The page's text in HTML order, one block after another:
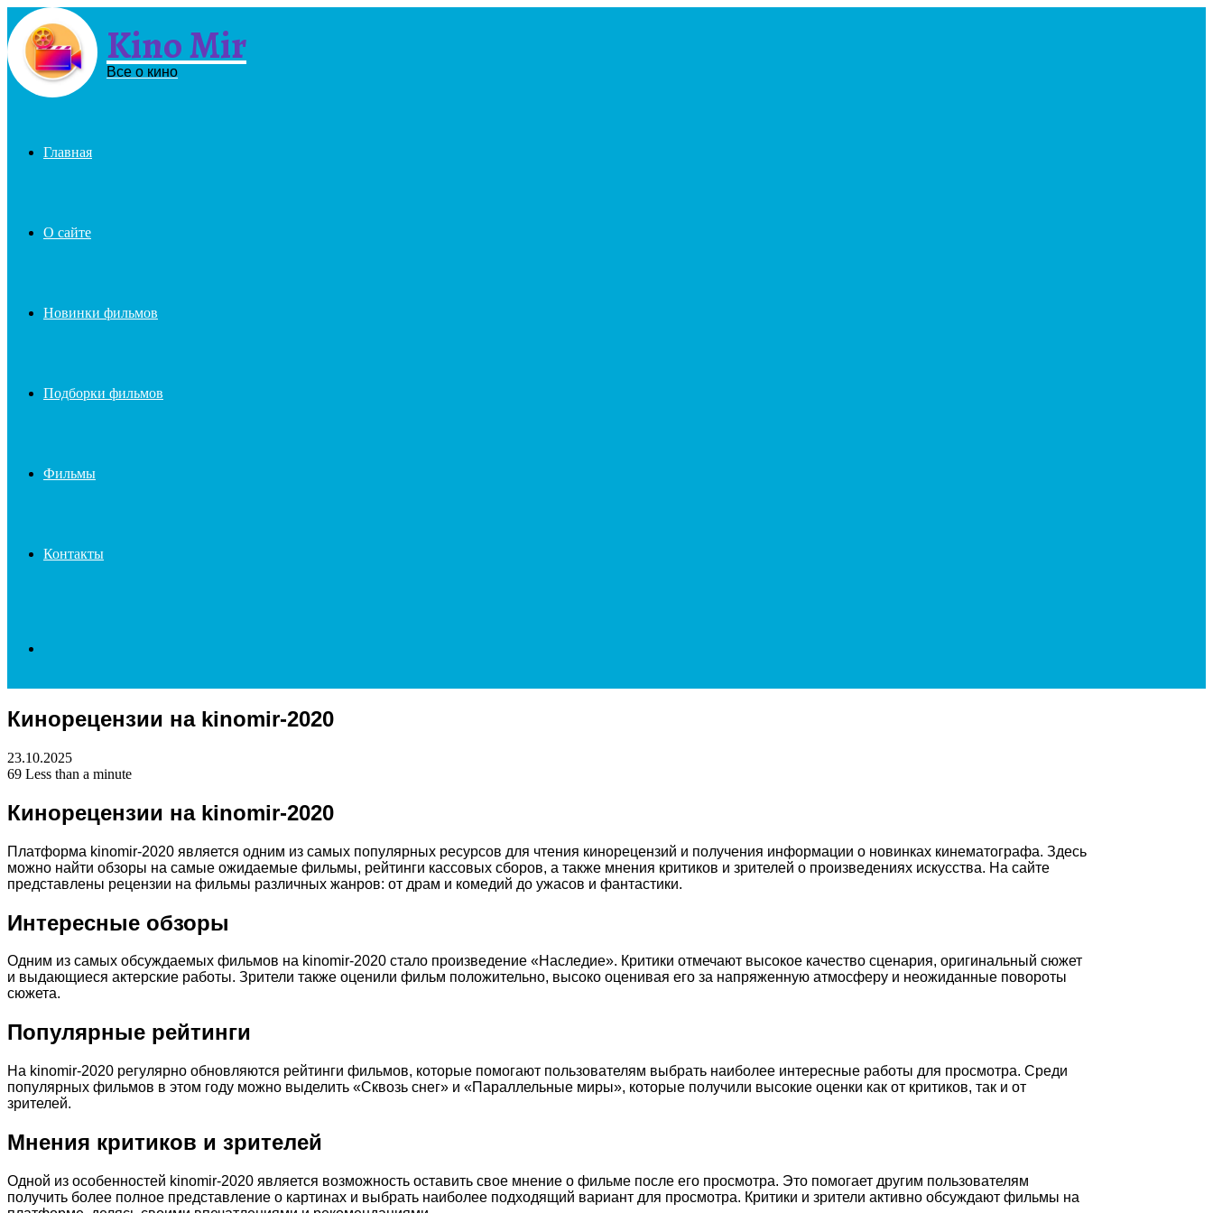
Menu Kino Mir
Все о кино
Главная
О сайте
Новинки фильмов
Подборки фильмов
Фильмы
Контакты
for
Кинорецензии на kinomir-2020
23.10.2025
69 Less than a minute
Кинорецензии на kinomir-2020
Платформа kinomir-2020 является одним из самых популярных ресурсов для чтения кинорецензий и получения информации о новинках кинематографа. Здесь
можно найти обзоры на самые ожидаемые фильмы, рейтинги кассовых сборов, а также мнения критиков и зрителей о произведениях искусства. На сайте
представлены рецензии на фильмы различных жанров: от драм и комедий до ужасов и фантастики.
Интересные обзоры
Одним из самых обсуждаемых фильмов на kinomir-2020 стало произведение «Наследие». Критики отмечают высокое качество сценария, оригинальный сюжет
и выдающиеся актерские работы. Зрители также оценили фильм положительно, высоко оценивая его за напряженную атмосферу и неожиданные повороты
сюжета.
Популярные рейтинги
На kinomir-2020 регулярно обновляются рейтинги фильмов, которые помогают пользователям выбрать наиболее интересные работы для просмотра. Среди
популярных фильмов в этом году можно выделить «Сквозь снег» и «Параллельные миры», которые получили высокие оценки как от критиков, так и от
зрителей.
Мнения критиков и зрителей
Одной из особенностей kinomir-2020 является возможность оставить свое мнение о фильме после его просмотра. Это помогает другим пользователям
получить более полное представление о картинах и выбрать наиболее подходящий вариант для просмотра. Критики и зрители активно обсуждают фильмы на